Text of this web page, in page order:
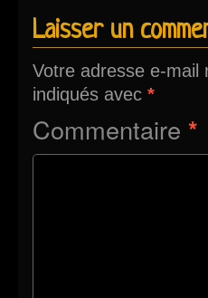
Laisser un
Votre adresse e-mail
indiqués avec *
Commentaire *